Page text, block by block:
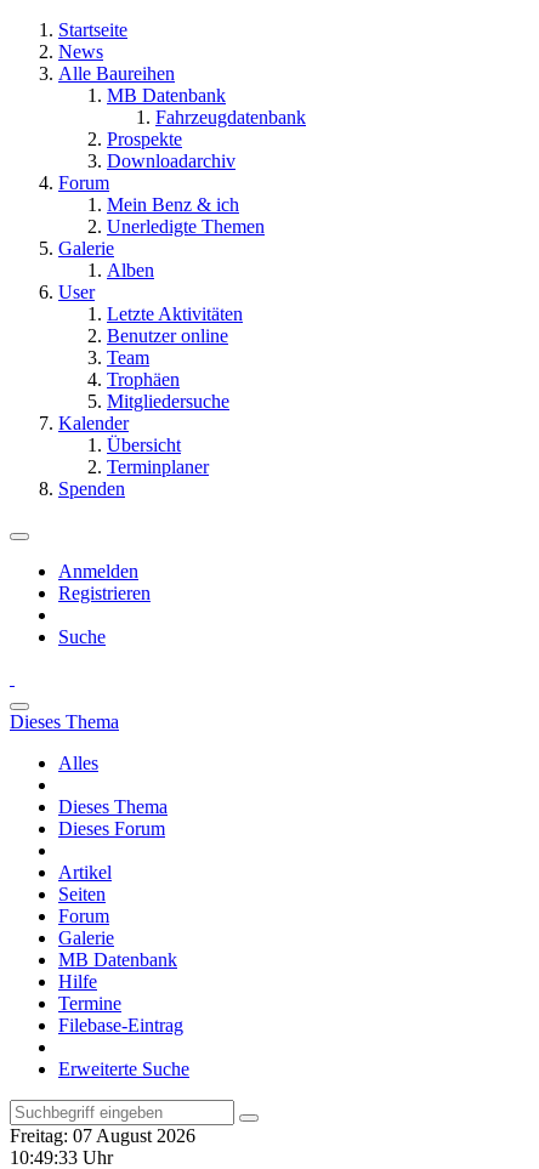
Startseite
News
Alle Baureihen
MB Datenbank
Fahrzeugdatenbank
Prospekte
Downloadarchiv
Forum
Mein Benz & ich
Unerledigte Themen
Galerie
Alben
User
Letzte Aktivitäten
Benutzer online
Team
Trophäen
Mitgliedersuche
Kalender
Übersicht
Terminplaner
Spenden
Anmelden
Registrieren
Suche
Dieses Thema
Alles
Dieses Thema
Dieses Forum
Artikel
Seiten
Forum
Galerie
MB Datenbank
Hilfe
Termine
Filebase-Eintrag
Erweiterte Suche
Freitag: 07 August 2026
10:49:34 Uhr